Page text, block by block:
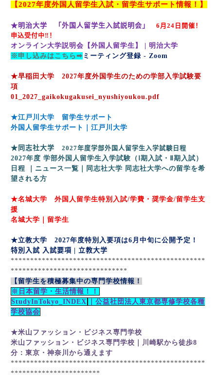
【2027年度外国人留学生入試・留学生サポート情報！】
★明治大学 「外国人留学生入試説明会」 6 月 24 日開催！
申込受付中‼！
オンライン大学説明会【外国人留学生】 | 明治大学
※申し込みはこちら➡ ミーティング登録 - Zoom
★早稲田大学 2027年度外国学生のための学部入学試験要
項
01_2027_gaikokugakusei_nyushiyoukou.pdf
★江戸川大学 留学生サポート
外国人留学生サポート｜江戸川大学
★同志社大学 2027年度学部外国人留学生入学試験日程
2027年度 学部外国人留学生入学試験（Ⅰ期入試・Ⅱ期入試）
日程
｜ニュース一覧｜同志社大学 同志社大学への留学を希
望される方
★名城大学 外国人留学生特別入試/学費・奨学金/留学生支
援
名城大学｜留学生
★立教大学 2027年度特別入要項は6 月中旬に公開予定！
特別入試 入試要項
立教大学
**************************************************
******************************
【留学生を積極募集中の専門学校情報！
※日本留学・生活情報！！
StudyInTokyo_INDEX
｜公益社団法人東京都専修学校各種
学校協会
★米山ファッション・ビジネス専門学校
米山ファッション・ビジネス専門学校｜川崎駅から徒歩8
分：東京・神奈川から通えます
**************************************************
***********************